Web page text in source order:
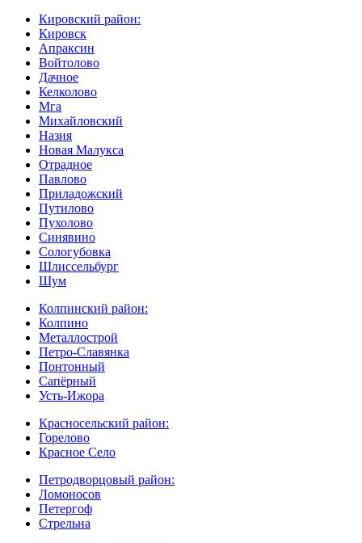
Кировский район:
Кировск
Апраксин
Войтолово
Дачное
Келколово
Мга
Михайловский
Назия
Новая Малукса
Отрадное
Павлово
Приладожский
Путилово
Пухолово
Синявино
Сологубовка
Шлиссельбург
Шум
Колпинский район:
Колпино
Металлострой
Петро-Славянка
Понтонный
Сапёрный
Усть-Ижора
Красносельский район:
Горелово
Красное Село
Петродворцовый район:
Ломоносов
Петергоф
Стрельна